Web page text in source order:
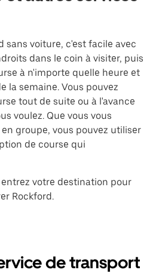
sans voiture, c'est facile avec
dans le coin à visiter, puis
à n'importe quelle heure et
la semaine. Vous pouvez
tout de suite ou à l'avance
voulez. Que vous vous
groupe, vous pouvez utiliser
de course qui
votre destination pour
Rockford.
de transport